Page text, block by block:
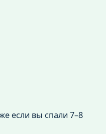
если вы спали 7–8